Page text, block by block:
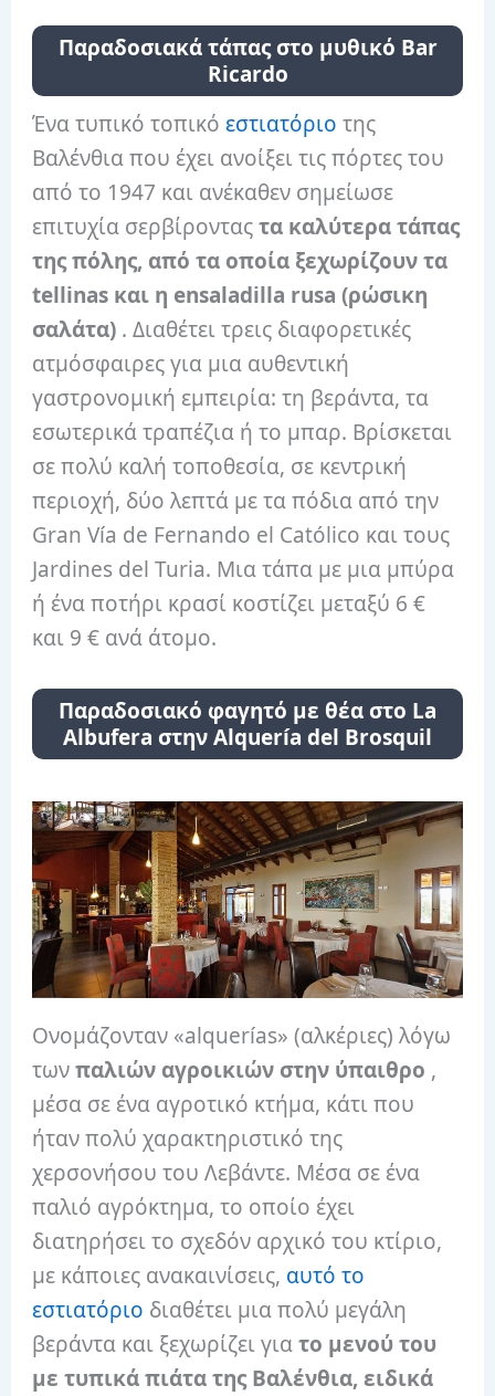
Παραδοσιακά τάπας στο μυθικό Bar
Ricardo
Ένα τυπικό τοπικόεστιατόριοτης
Βαλένθια που έχει ανοίξει τις πόρτες του
από το 1947 και ανέκαθεν σημείωσε
επιτυχία σερβίρονταςτα καλύτερα τάπας
της πόλης, από τα οποία ξεχωρίζουν τα
tellinas και η ensaladilla rusa (ρώσικη
σαλάτα) . Διαθέτει τρεις διαφορετικές
ατμόσφαιρες για μια αυθεντική
γαστρονομική εμπειρία: τη βεράντα, τα
εσωτερικά τραπέζια ή το μπαρ. Βρίσκεται
σε πολύ καλή τοποθεσία, σε κεντρική
περιοχή, δύο λεπτά με τα πόδια από την
Gran Vía de Fernando el Católico και τους
Jardines del Turia. Μια τάπα με μια μπύρα
ή ένα ποτήρι κρασί κοστίζει μεταξύ 6 €
και 9 € ανά άτομο.
Παραδοσιακό φαγητό με θέα στο La
Albufera στην Alquería del Brosquil
Ονομάζονταν «alquerías» (αλκέριες) λόγω
τωνπαλιών αγροικιών στην ύπαιθρο ,
μέσα σε ένα αγροτικό κτήμα, κάτι που
ήταν πολύ χαρακτηριστικό της
χερσονήσου του Λεβάντε. Μέσα σε ένα
παλιό αγρόκτημα, το οποίο έχει
διατηρήσει το σχεδόν αρχικό του κτίριο,
με κάποιες ανακαινίσεις, αυτό το
εστιατόριο διαθέτει μια πολύ μεγάλη
βεράντα και ξεχωρίζει γιατο μενού του
με τυπικά πιάτα της Βαλένθια, ειδικά